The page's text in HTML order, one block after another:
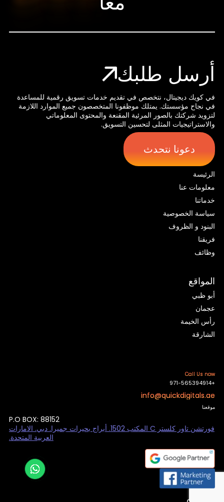
أرسل طلبك
في كويك ديجيتال، نتخصص في تقديم خدمات تسويق رقمية للمساعدة
في نجاح مؤسستك. يمتلك موظفونا المتخصصون جميع الموارد اللازمة
لتزويد شركتك بالصور المرئية المقنعة والمحتوى المعلوماتي
والاستراتيجيات المثلى لتحسين التسويق.
دعونا نتحدث
الرئيسة
معلومات عنا
خدماتنا
سياسة الخصوصية
البنود و الظروف
فريقنا
وظائف
المواقع
أبو ظبي
عجمان
رأس الخيمة
الشارقة
Call Us now
+971-565394914
info@quickdigitals.ae
موقعنا
P.O BOX: 88152
فورتشن تاور كلستر C المكتب 1502. أبراج بحيرات جميرا. دبي. الامارات
العربية المتحدة.